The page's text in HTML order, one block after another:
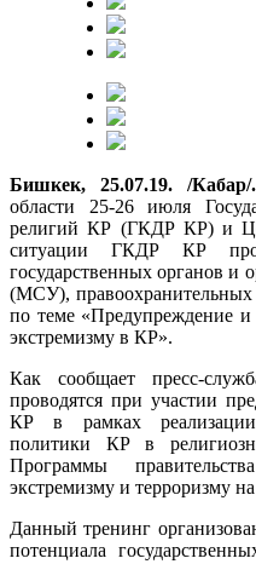
Бишкек, 25.07.19. /Кабар/.
области 25-26 июля
религий КР (ГКДР КР) и
ситуации ГКДР КР
государственных органов и
(МСУ), правоохранительных
по теме «Предупреждение и
экстремизму в КР».
Как сообщает пресс-
проводятся при участии
КР в рамках реализации
политики КР в
Программы
экстремизму и терроризму
Данный тренинг
потенциала